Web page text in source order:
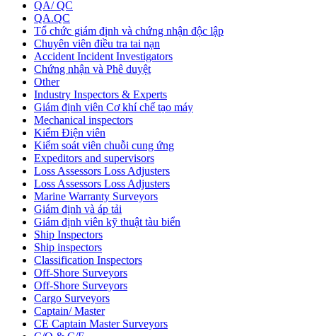
QA/ QC
QA.QC
Tổ chức giám định và chứng nhận độc lập
Chuyên viên điều tra tai nạn
Accident Incident Investigators
Chứng nhận và Phê duyệt
Other
Industry Inspectors & Experts
Giám định viên Cơ khí chế tạo máy
Mechanical inspectors
Kiểm Điện viên
Kiểm soát viên chuỗi cung ứng
Expeditors and supervisors
Loss Assessors Loss Adjusters
Loss Assessors Loss Adjusters
Marine Warranty Surveyors
Giám định và áp tải
Giám định viên kỹ thuật tàu biển
Ship Inspectors
Ship inspectors
Classification Inspectors
Off-Shore Surveyors
Off-Shore Surveyors
Cargo Surveyors
Captain/ Master
CE Captain Master Surveyors